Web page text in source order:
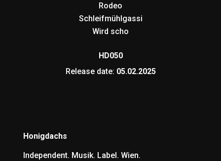
Rodeo
Schleifmühlgassi
Wird scho
HD050
Release date: 05.02.2025
Honigdachs
Independent. Musik. Label. Wien.